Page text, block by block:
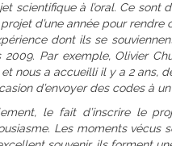
scientifique à l’oral. Ce
d’une année pour
dont ils se
2009. Par exemple, Olivier
et nous a accueilli il y a 2 ans,
d’envoyer des codes à
le fait d’inscrire le
Les moments